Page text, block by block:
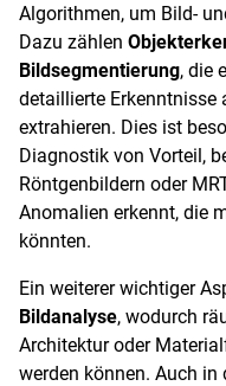
Algorithmen, um Bild-
Dazu zählen
Bildsegmentierung, die
detaillierte
extrahieren. Dies ist
Diagnostik von Vorteil,
Röntgenbildern oder
Anomalien erkennt, die
könnten.
Ein weiterer wichtiger
Bildanalyse, wodurch
Architektur oder
werden können. Auch